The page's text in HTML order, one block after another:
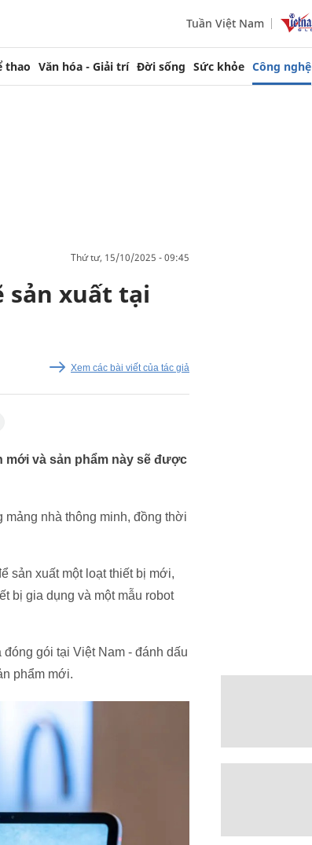
Tuần Việt Nam
thao Văn hóa - Giải trí Đời sống Sức khỏe Công nghệ
thứ tư, 15/10/2025 - 09:45
sản xuất tại
Xem các bài viết của tác giả
mới và sản phẩm này sẽ được
mảng nhà thông minh, đồng thời
sản xuất một loạt thiết bị mới,
bị gia dụng và một mẫu robot
gói tại Việt Nam - đánh dấu
phẩm mới.